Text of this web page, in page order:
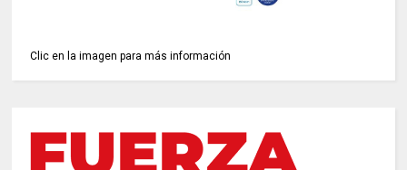
Clic en la imagen para más información